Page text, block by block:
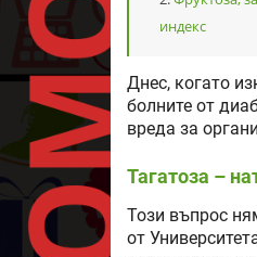
индекс
Днес, когато
болните от
вреда за
Тагатоза –
Този въпрос
от